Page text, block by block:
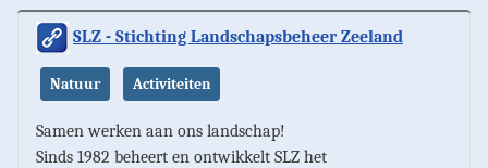
SLZ - Stichting Landschapsbeheer Zeeland
Natuur Activiteiten
Samen werken aan ons landschap!
Sinds 1982 beheert en ontwikkelt SLZ het